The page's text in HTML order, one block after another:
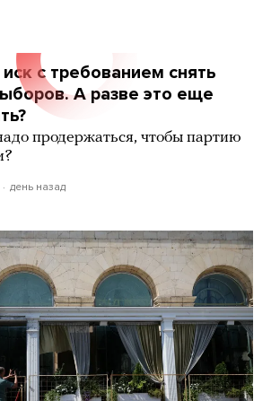
с требованием снять
А разве это еще
продержаться, чтобы партию
день назад